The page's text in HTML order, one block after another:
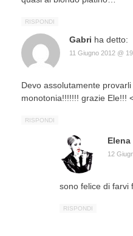
RISPONDI
Gabri ha detto:
11 Giugno 2012 @
Devo assolutamente
monotonia!!!!!!! grazie Ele!!!
RISPONDI
Elena
12
sono felice di farvi
RISPONDI